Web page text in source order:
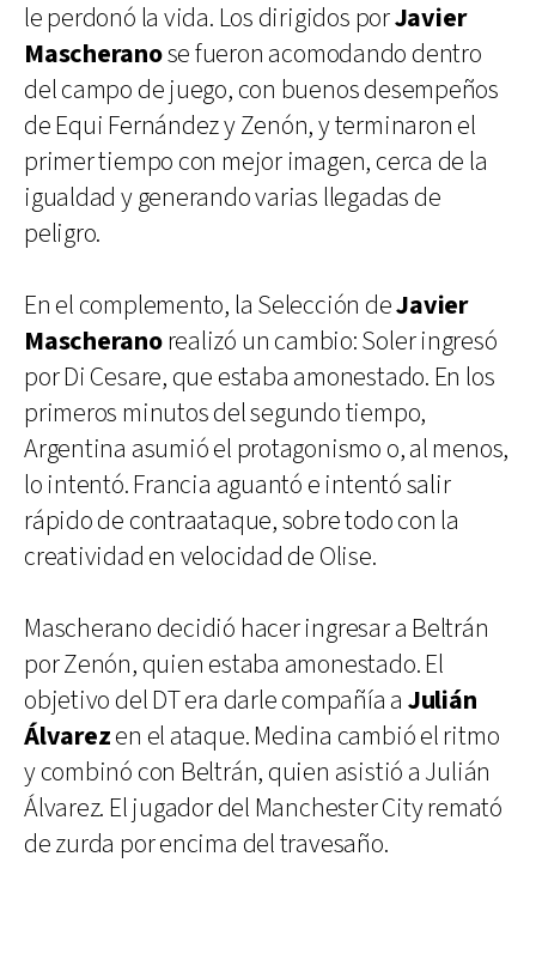
le perdonó la vida. Los dirigidos porJavier
Mascheranose fueron acomodando dentro
del campo de juego, con buenos desempeños
de Equi Fernández y Zenón, y terminaron el
primer tiempo con mejor imagen, cerca de la
igualdad y generando varias llegadas de
peligro.
En el complemento, la Selección deJavier
Mascheranorealizó un cambio: Soler ingresó
por Di Cesare, que estaba amonestado. En los
primeros minutos del segundo tiempo,
Argentina asumió el protagonismo o, al menos,
lo intentó. Francia aguantó e intentó salir
rápido de contraataque, sobre todo con la
creatividad en velocidad de Olise.
Mascherano decidió hacer ingresar a Beltrán
por Zenón, quien estaba amonestado. El
objetivo del DT era darle compañía a Julián
Álvarezen el ataque. Medina cambió el ritmo
y combinó con Beltrán, quien asistió a Julián
Álvarez. El jugador del Manchester City remató
de zurda por encima del travesaño.